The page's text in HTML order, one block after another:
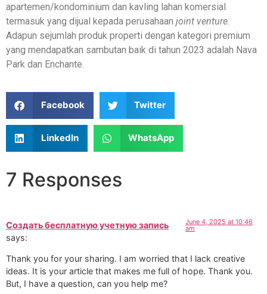
apartemen/kondominium dan kavling lahan komersial
termasuk yang dijual kepada perusahaan joint venture
Adapun sejumlah produk properti dengan kategori premium
yang mendapatkan sambutan baik di tahun 2023 adalah Nava
Park dan Enchante.
Facebook Twitter
LinkedIn WhatsApp
7 Responses
Создать бесплатную учетную запись
says:
June 4, 2025 at 10:46
am
Thank you for your sharing. I am worried that I lack creative
ideas. It is your article that makes me full of hope. Thank you.
But, I have a question, can you help me?